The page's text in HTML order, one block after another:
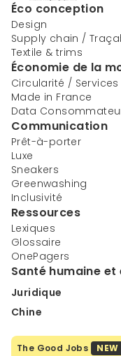
Éco conception
Design
Supply chain /
Textile & trims
Économie de la
Circularité / Services
Made in France
Data
Communication
Prêt-à-porter
Luxe
Sneakers
Greenwashing
Inclusivité
Ressources
Lexiques
Glossaire
OnePagers
Santé humaine
Juridique
Chine
The Good Jobs NEW